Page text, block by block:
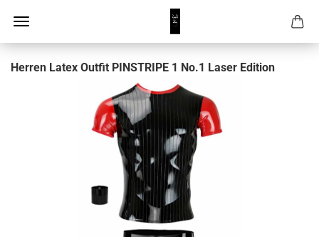
Herren Latex Outfit PINSTRIPE 1 No.1 Laser Edition